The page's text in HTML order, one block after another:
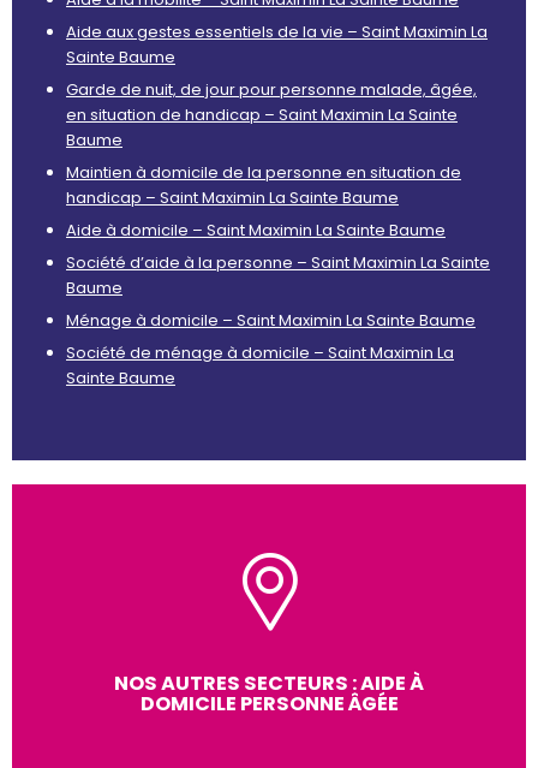
Aide aux gestes essentiels de la vie – Saint Maximin La
Sainte Baume
Garde de nuit, de jour pour personne malade, âgée,
en situation de handicap – Saint Maximin La Sainte
Baume
Maintien à domicile de la personne en situation de
handicap – Saint Maximin La Sainte Baume
Aide à domicile – Saint Maximin La Sainte Baume
Société d’aide à la personne – Saint Maximin La Sainte
Baume
Ménage à domicile – Saint Maximin La Sainte Baume
Société de ménage à domicile – Saint Maximin La
Sainte Baume
NOS AUTRES SECTEURS : AIDE À
DOMICILE PERSONNE ÂGÉE